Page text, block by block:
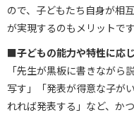
ので、子どもたち自身が相
が実現するのもメリットです
■子どもの能力や特性に応
「先生が黒板に書きながら
写す」「発表が得意な子が
れれば発表する」など、か